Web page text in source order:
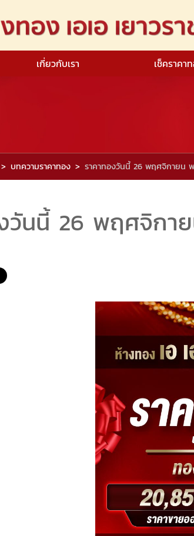
เกี่ยวกับเรา เช็คราคา
บทความราคาทอง ราคาทองวันนี้ 26 พฤศจิกายน
วันนี้ 26 พฤศจิกา